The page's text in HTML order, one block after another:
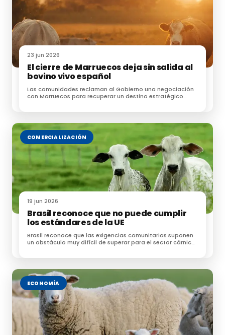
23 jun 2026
El cierre de Marruecos deja sin salida al
bovino vivo español
Las comunidades reclaman al Gobierno una negociación
con Marruecos para recuperar un destino estratégico
COMERCIALIZACIÓN
19 jun 2026
Brasil reconoce que no puede cumplir
los estándares de la UE
Brasil reconoce que las exigencias comunitarias suponen
un obstáculo muy difícil de superar para el sector cárnico
ECONOMÍA